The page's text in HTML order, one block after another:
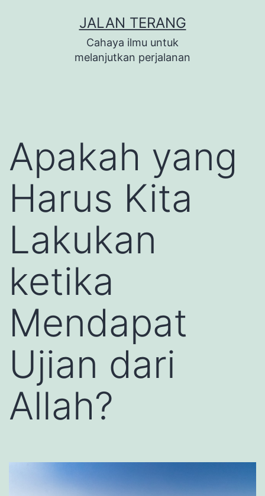
JALAN TERANG
Cahaya ilmu untuk
melanjutkan perjalanan
Apakah yang
Harus Kita
Lakukan
ketika
Mendapat
Ujian dari
Allah?